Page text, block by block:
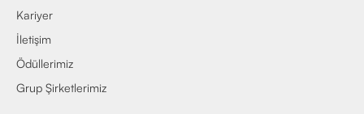
Kariyer
İletişim
Ödüllerimiz
Grup Şirketlerimiz